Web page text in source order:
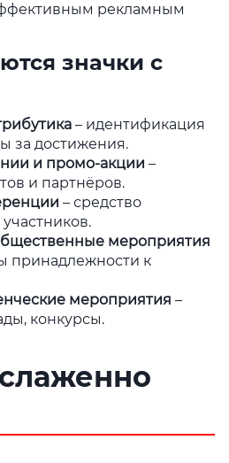
рекламным
значки с
– идентификация
за достижения.
и промо-акции –
и партнёров.
– средство
мероприятия
принадлежности к
мероприятия –
конкурсы.